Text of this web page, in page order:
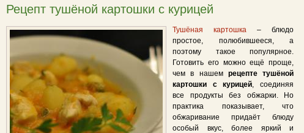
Рецепт тушёной картошки с курицей
Тушёная картошка – блюдо
простое, полюбившееся, а
поэтому такое популярное.
Готовить его можно ещё проще,
чем в нашем рецепте тушёной
картошки с курицей, соединяя
все продукты без обжарки. Но
практика показывает, что
обжаривание придаёт блюду
особый вкус, более яркий и